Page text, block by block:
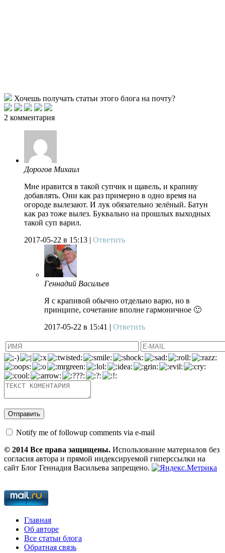
Хочешь получать статьи этого блога на почту?
2 комментария
Дорогов Михаил
Мне нравится в такой супчик и щавель, и крапиву
добавлять. Они как раз примерно в одно время на
огороде вылезают. И лук обязательно зелёный. Батун
как раз тоже вылез. Буквально на прошлых выходных
такой суп варил.
2017-05-22 в 15:13 | Ответить
Геннадий Васильев
Я с крапивой обычно отдельно варю, но в
принципе, сочетание вполне гармоничное 🙂
2017-05-22 в 15:41 | Ответить
Notify me of followup comments via e-mail
© 2014 Все права защищены. Использование материалов без
согласия автора и прямой индексируемой гиперссылки на
сайт Блог Геннадия Васильева запрещено.
Главная
Об авторе
Все статьи блога
Обратная связь